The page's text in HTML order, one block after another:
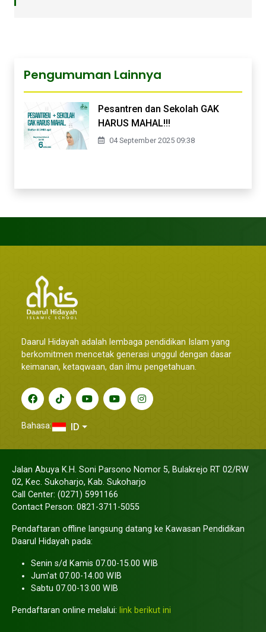
Pengumuman Lainnya
Pesantren dan Sekolah GAK
HARUS MAHAL!!!
04 September 2025 09:38
Daarul Hidayah adalah lembaga pendidikan Islam yang
berkomitmen mencetak generasi unggul dengan dasar
keimanan, ketaqwaan, dan ilmu pengetahuan.
Bahasa: ID
Jalan Abuya K.H. Soni Parsono Nomor 5, Bulakrejo RT 02/RW
02, Kec. Sukoharjo, Kab. Sukoharjo
Call Center: (0271) 5991166
Contact Person: 0821-3711-5055
Pendaftaran offline langsung datang ke Kawasan Pendidikan
Daarul Hidayah pada:
Senin s/d Kamis 07.00-15.00 WIB
Jum'at 07.00-14.00 WIB
Sabtu 07.00-13.00 WIB
Pendaftaran online melalui: link berikut ini